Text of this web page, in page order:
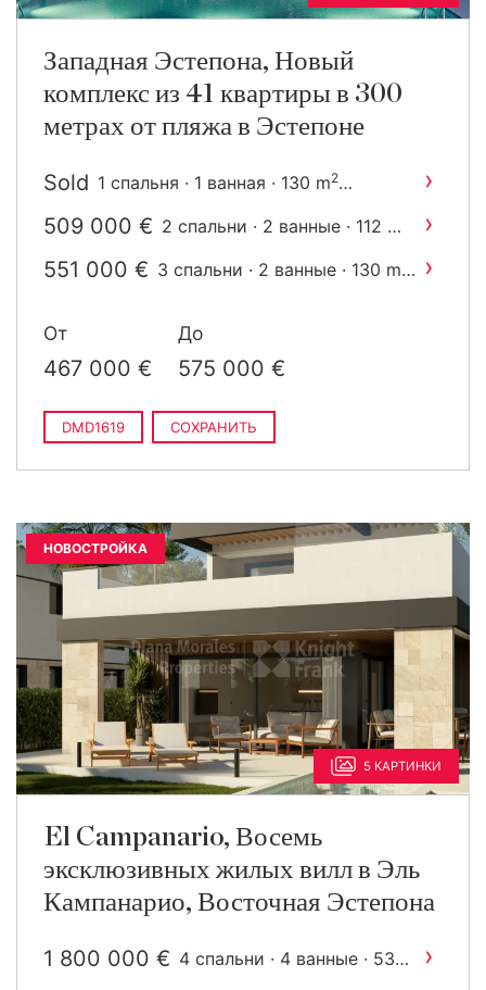
Западная Эстепона, Новый
комплекс из 41 квартиры в 300
метрах от пляжа в Эстепоне
Sold 1 спальня · 1 ванная · 130 m2 ›
509 000 € 2 спальни · 2 ванные · 112 m ›
551 000 € 3 спальни · 2 ванные · 130 m ›
От
467 000 €
До
575 000 €
DMD1619 СОХРАНИТЬ
НОВОСТРОЙКА
5 КАРТИНКИ
El Campanario, Восемь
эксклюзивных жилых вилл в Эль
Кампанарио, Восточная Эстепона
1 800 000 € 4 спальни · 4 ванные · 530
›